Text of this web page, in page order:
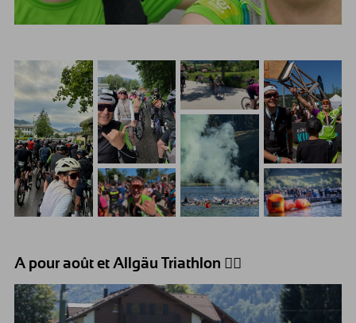
A pour août et Allgäu Triathlon 🚴‍♀️